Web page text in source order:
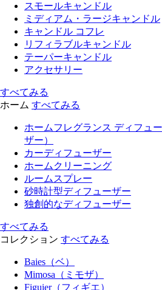
スモールキャンドル
ミディアム・ラージキャンドル
キャンドル コフレ
リフィラブルキャンドル
テーパーキャンドル
アクセサリー
すべてみる
ホーム すべてみる
ホームフレグランス ディフュ
ザー）
カーディフューザー
ホームクリーニング
ルームスプレー
砂時計型ディフューザー
独創的なディフューザー
すべてみる
コレクション すべてみる
Baies（ベ）
Mimosa（ミモザ）
Figuier（フィギエ）